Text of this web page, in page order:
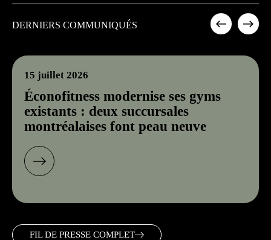
DERNIERS COMMUNIQUÉS
Éconofitness modernise ses gyms
existants : deux succursales
montréalaises font peau neuve
15 juillet 2026
FIL DE PRESSE COMPLET